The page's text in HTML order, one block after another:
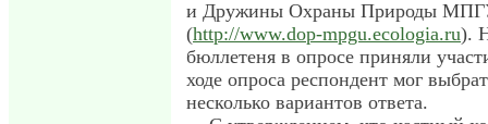
и Дружины Охраны Природы
(http://www.dop-mpgu.ecologia.ru).
бюллетеня в опросе приняли
ходе опроса респондент мог
несколько вариантов ответа.